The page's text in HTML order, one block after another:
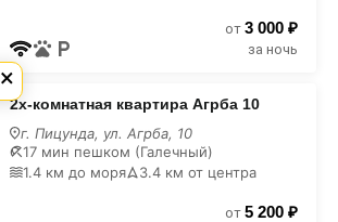
от 3 000 ₽
за ночь
2х-комнатная квартира Агрба 10
г. Пицунда, ул. Агрба, 10
17 мин пешком (Галечный)
1.4 км до моря
3.4 км от центра
от 5 200 ₽
×